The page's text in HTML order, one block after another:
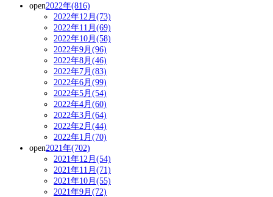
open2022年(816)
2022年12月(73)
2022年11月(69)
2022年10月(58)
2022年9月(96)
2022年8月(46)
2022年7月(83)
2022年6月(99)
2022年5月(54)
2022年4月(60)
2022年3月(64)
2022年2月(44)
2022年1月(70)
open2021年(702)
2021年12月(54)
2021年11月(71)
2021年10月(55)
2021年9月(72)